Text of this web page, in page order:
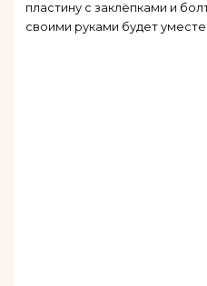
пластину с заклёпками и
своими руками будет